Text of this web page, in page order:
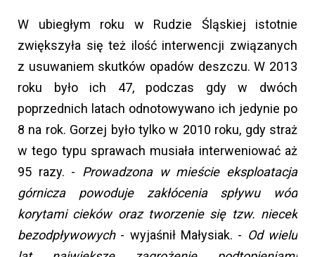
W ubiegłym roku w Rudzie Śląskiej istotnie
zwiększyła się też ilość interwencji związanych
z usuwaniem skutków opadów deszczu. W 2013
roku było ich 47, podczas gdy w dwóch
poprzednich latach odnotowywano ich jedynie po
8 na rok. Gorzej było tylko w 2010 roku, gdy straż
w tego typu sprawach musiała interweniować aż
95 razy. - Prowadzona w mieście eksploatacja
górnicza powoduje zakłócenia spływu wód
korytami cieków oraz tworzenie się tzw. niecek
bezodpływowych- wyjaśnił Małysiak. - Od wielu